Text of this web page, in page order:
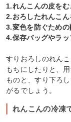
1.れんこんの皮を
2.おろしたれんこ
3.変色を防ぐため
4.保存バッグやラ
すりおろしのれん
もちにしたりと、
ものと、すり下ろ
がるでしょう。
れんこんの冷凍